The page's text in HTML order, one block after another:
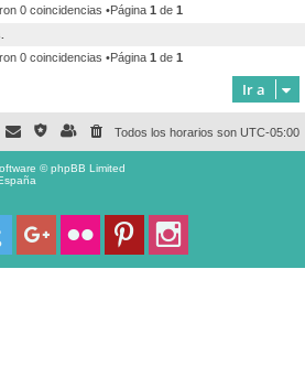
0 coincidencias •Página 1 de 1
0 coincidencias •Página 1 de 1
Ir a
Todos los horarios son UTC-05:00
© phpBB Limited